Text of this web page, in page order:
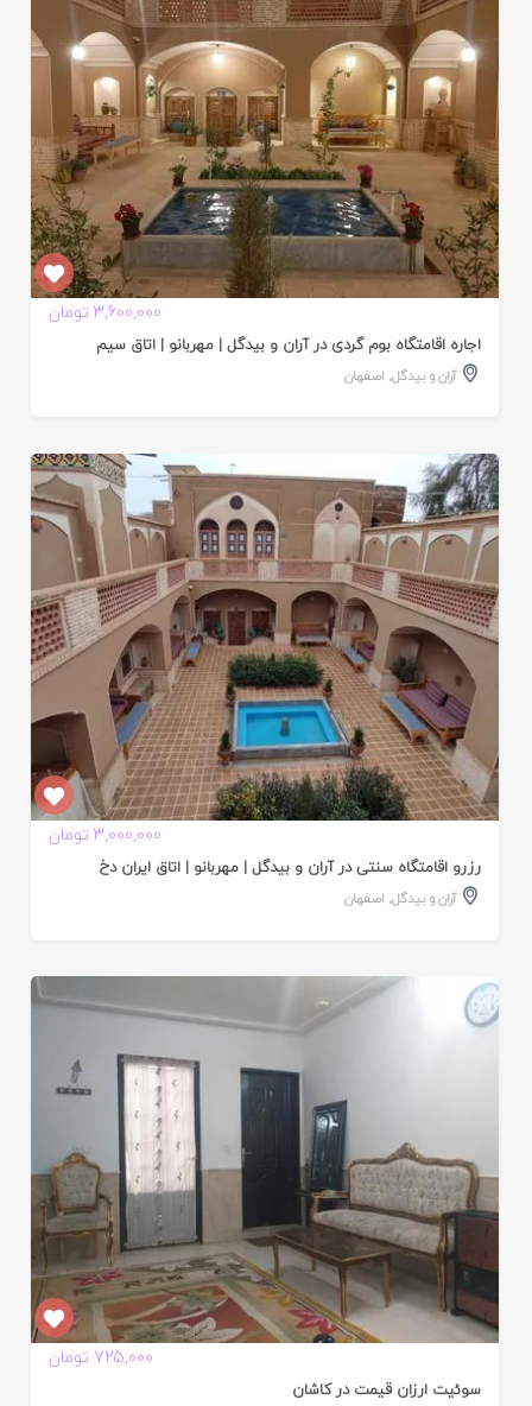
3,600,000 تومان
اجاره اقامتگاه بوم گردی در آران و بیدگل | مهربانو | اتاق سیم
آران و بیدگل, اصفهان
3,000,000 تومان
رزرو اقامتگاه سنتی در آران و بیدگل | مهربانو | اتاق ایران دخ
آران و بیدگل, اصفهان
725,000 تومان
سوئیت ارزان قیمت در کاشان